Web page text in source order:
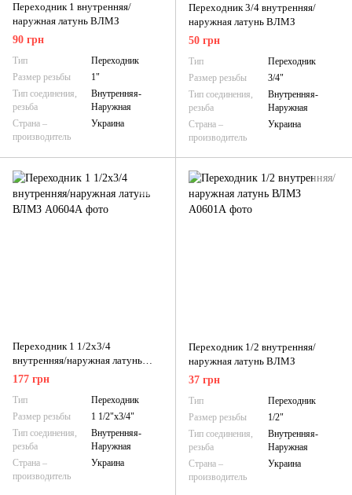
Переходник 1 внутренняя/
наружная латунь ВЛМЗ
90 грн
Тип
Переходник
Размер резьбы
1"
Тип соединения,
резьба
Внутренняя-
Наружная
Страна –
производитель
Украина
Переходник 3/4 внутренняя/
наружная латунь ВЛМЗ
50 грн
Тип
Переходник
Размер резьбы
3/4"
Тип соединения,
резьба
Внутренняя-
Наружная
Страна –
производитель
Украина
Переходник 1 1/2х3/4
внутренняя/наружная латунь
ВЛМЗ
177 грн
Тип
Переходник
Размер резьбы
1 1/2"х3/4"
Тип соединения,
резьба
Внутренняя-
Наружная
Страна –
производитель
Украина
Переходник 1/2 внутренняя/
наружная латунь ВЛМЗ
37 грн
Тип
Переходник
Размер резьбы
1/2"
Тип соединения,
резьба
Внутренняя-
Наружная
Страна –
производитель
Украина